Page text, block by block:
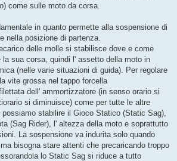
come sulle moto da corsa.
in quanto permette alla sospensione di
nella posizione di partenza.
delle molle si stabilisce dove e come
la sua corsa, quindi l' assetto della moto in
(nelle varie situazioni di guida). Per regolare
vite grossa nel tappo forcella
dell' ammortizzatore (in senso orario si
si diminuisce) come per tutte le altre
stabilire il Gioco Statico (Static Sag),
(Sag Rider), l' altezza della moto e soprattutto
La sospensione va indurita solo quando
bisogna stare attenti che precaricando troppo
lo Static Sag si riduce a tutto